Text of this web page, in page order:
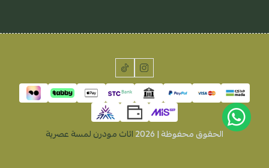
الحقوق محفوظة | 2026 اثاث مودرن لمسة عصرية